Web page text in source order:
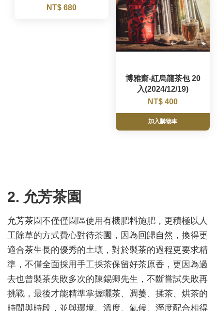
NT$ 680
博雅齋-紅烏龍茶包 20
入(2024/12/19)
NT$ 400
加入購物車
2. 允芳茶園
允芳茶園不僅僅園區使用有機肥料施肥，更積極以人
工除草的方式費心對待茶園，因為回歸自然，換得更
適合茶生長的優秀的土壤，對於製茶的過程更要求精
準，不僅全面採用手工採茶保留好茶原香，更因為過
去也曾製茶失敗多次的陳錫卿先生，不斷嘗試失敗再
挑戰，最後才能精準掌握曬茶、凋萎、揉茶、烘茶的
時間與時段，並與環境、溫度、氣候、溼度配合相得